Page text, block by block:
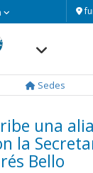
Sedes
una
la
Bello